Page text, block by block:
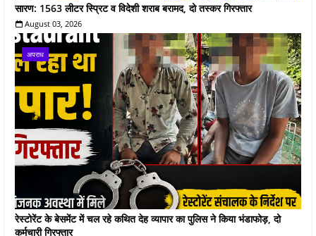
सारण: 1563 लीटर स्प्रिट व विदेशी शराब बरामद, दो तस्कर गिरफ्तार
August 03, 2026
अपराध
रेस्टोरेंट के बेसमेंट में चल रहे कथित देह व्यापार का पुलिस ने किया भंडाफोड़, दो
कर्मचारी गिरफ्तार